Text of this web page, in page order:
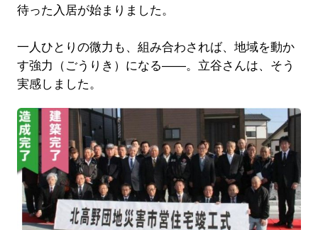
待った入居が始まりました。
一人ひとりの微力も、組み合わされば、地域を動か
す強力（ごうりき）になる――。立谷さんは、そう
実感しました。